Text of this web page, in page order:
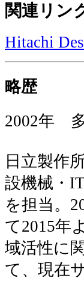
関連リン
Hitachi
略歴
2002年
日立製作
設機械・
を担当。
て2015年
域活性に
て、現在